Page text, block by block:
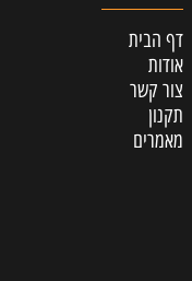
דף הבית
אודות
צור קשר
תקנון
מאמרים